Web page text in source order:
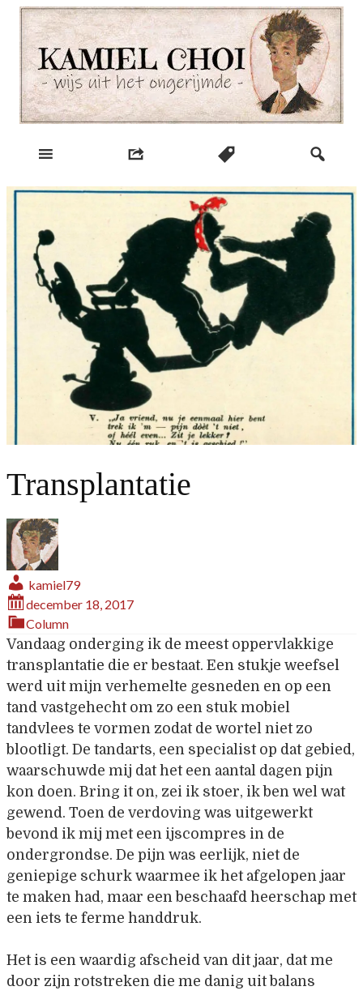
Skip
content
Kamiel Choi
Transplantatie
kamiel79
december 18, 2017
Column
Vandaag onderging ik de meest oppervlakkige
transplantatie die er bestaat. Een stukje weefsel
werd uit mijn verhemelte gesneden en op een
tand vastgehecht om zo een stuk mobiel
tandvlees te vormen zodat de wortel niet zo
blootligt. De tandarts, een specialist op dat gebied,
waarschuwde mij dat het een aantal dagen pijn
kon doen. Bring it on, zei ik stoer, ik ben wel wat
gewend. Toen de verdoving was uitgewerkt
bevond ik mij met een ijscompres in de
ondergrondse. De pijn was eerlijk, niet de
geniepige schurk waarmee ik het afgelopen jaar
te maken had, maar een beschaafd heerschap met
een iets te ferme handdruk.
Het is een waardig afscheid van dit jaar, dat me
door zijn rotstreken die me danig uit balans